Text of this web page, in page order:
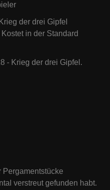
der drei Gipfel
in der Standard
- Krieg der drei Gipfel.
Pergamentstücke
verstreut gefunden habt.